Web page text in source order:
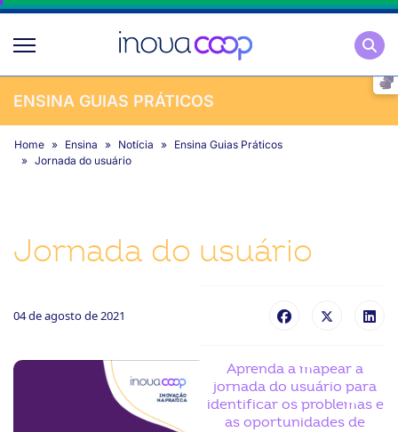
ENSINA GUIAS PRÁTICOS
Home Ensina Notícia
Ensina Guias Práticos
Jornada do usuário
Jornada do usuário
04 de agosto de 2021
Aprenda a mapear a
jornada do usuário para
identificar os problemas e
as oportunidades de